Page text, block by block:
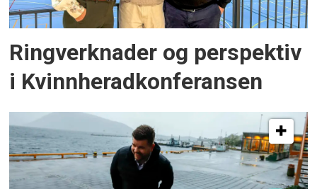
Ringverknader og perspektiv
i Kvinnheradkonferansen